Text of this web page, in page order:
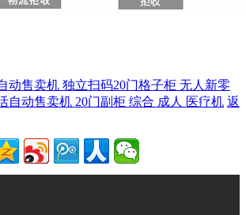
动售卖机 独立扫码20门格子柜 无人新零
自动售卖机 20门副柜 综合 成人 医疗机 返